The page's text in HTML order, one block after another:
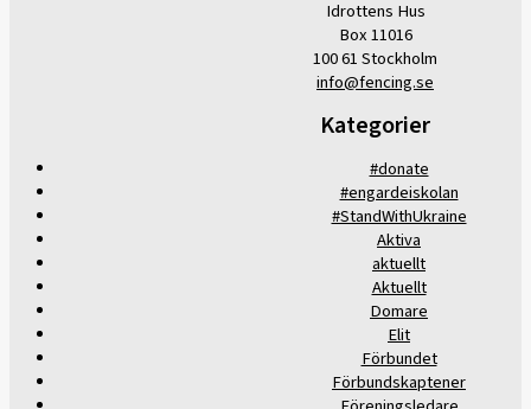
Idrottens Hus
Box 11016
100 61 Stockholm
info@fencing.se
Kategorier
#donate
#engardeiskolan
#StandWithUkraine
Aktiva
aktuellt
Aktuellt
Domare
Elit
Förbundet
Förbundskaptener